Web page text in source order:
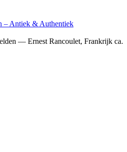
– Antiek & Authentiek
— Ernest Rancoulet, Frankrijk ca.